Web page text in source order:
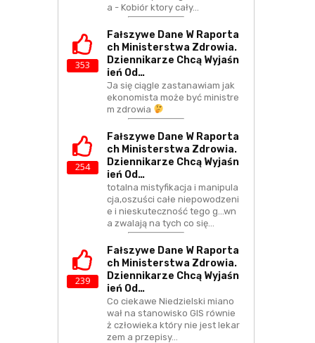
a - Kobiór ktory cały…
353
Fałszywe Dane W Raporta
Ch Ministerstwa Zdrowia.
Dziennikarze Chcą Wyjaśn
Ień Od…
Ja się ciągle zastanawiam jak
ekonomista może być ministre
m zdrowia
254
Fałszywe Dane W Raporta
Ch Ministerstwa Zdrowia.
Dziennikarze Chcą Wyjaśn
Ień Od…
totalna mistyfikacja i manipula
cja,oszuści całe niepowodzeni
e i nieskuteczność tego g...wn
a zwalają na tych co się…
239
Fałszywe Dane W Raporta
Ch Ministerstwa Zdrowia.
Dziennikarze Chcą Wyjaśn
Ień Od…
Co ciekawe Niedzielski miano
wał na stanowisko GIS równie
ż człowieka który nie jest lekar
zem a przepisy…